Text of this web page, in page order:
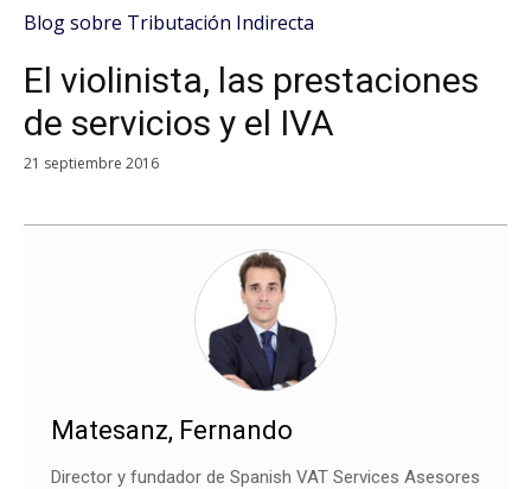
Blog sobre Tributación Indirecta
El violinista, las prestaciones
de servicios y el IVA
21 septiembre 2016
Matesanz, Fernando
Director y fundador de Spanish VAT Services Asesores